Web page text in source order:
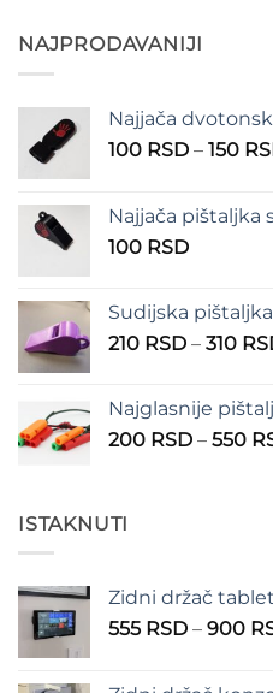
NAJPRODAVANIJI
Najjača
100 RSD – 150
Najjača pištaljka
100 RSD
Sudijska
210 RSD – 310
Najglasnije
200 RSD – 550
ISTAKNUTI
Zidni držač
555 RSD – 900